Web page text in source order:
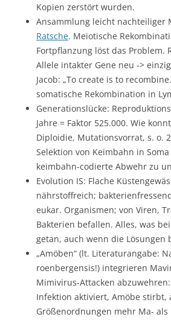
Kopien zerstört wurden.
Ansammlung leicht nachteiliger
Ratsche. Meiotische
Fortpflanzung löst das Problem.
Allele intakter Gene neu ->
Jacob: „To create is to
somatische Rekombination in
Generationslücke:
Jahre = Faktor 525.000. Wie
Diploidie, Mutationsvorrat, s. o.
Selektion von Keimbahn in
keimbahn-codierte Abwehr zu
Evolution IS: Flache
nährstoffreich;
eukar. Organismen; von Viren,
Bakterien befallen. Alles, was
getan, auch wenn die Lösungen
„Amöben“ (lt. Literaturangabe:
roenbergensis!) integrieren
Mimivirus-Attacken
Infektion aktiviert, Amöbe stirbt,
Größenordnungen mehr Ma-